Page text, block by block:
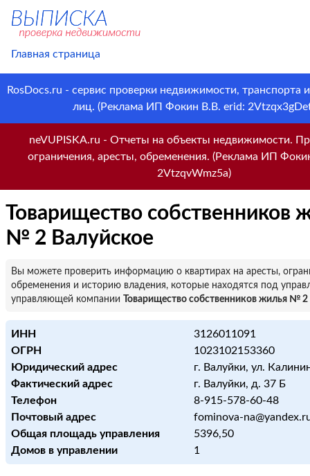
Главная страница
RosDocs.ru - сервис проверки недвижимости, транспорта
лиц. (Реклама ИП Фокин В.В. erid:
neVUPISKA.ru - Отчеты на объекты недвижимости.
ограничения, аресты, обременения. (Реклама ИП
2VtzqvWmz5a)
Товарищество собственников
№ 2 Валуйское
Вы можете проверить информацию о квартирах на аресты,
обременения и историю владения, которые находятся под
управляющей компании
Товарищество собственников жилья № 2
ИНН
3126011091
ОГРН
1023102153360
Юридический адрес
г. Валуйки, ул.
Фактический адрес
г. Валуйки, д. 37 Б
Телефон
8-915-578-60-48
Почтовый адрес
fominova-
Общая площадь управления
5396,50
Домов в управлении
1